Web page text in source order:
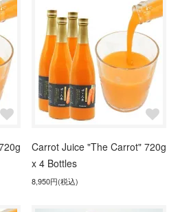
Carrot Juice "The Carrot" 720g
x 4 Bottles
8,950円(税込)